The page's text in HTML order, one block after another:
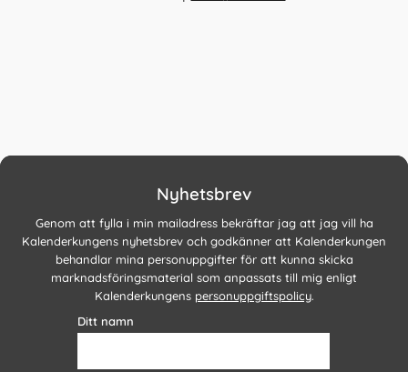
Nyhetsbrev
Genom att fylla i min mailadress bekräftar jag att jag vill ha
Kalenderkungens nyhetsbrev och godkänner att Kalenderkungen
behandlar mina personuppgifter för att kunna skicka
marknadsföringsmaterial som anpassats till mig enligt
Kalenderkungens personuppgiftspolicy.
Ditt namn